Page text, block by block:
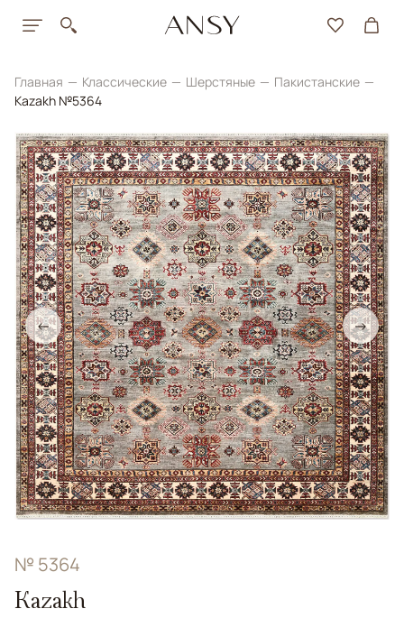
Главная Классические Шерстяные
Пакистанские
Kazakh №5364
← →
№ 5364
Kazakh